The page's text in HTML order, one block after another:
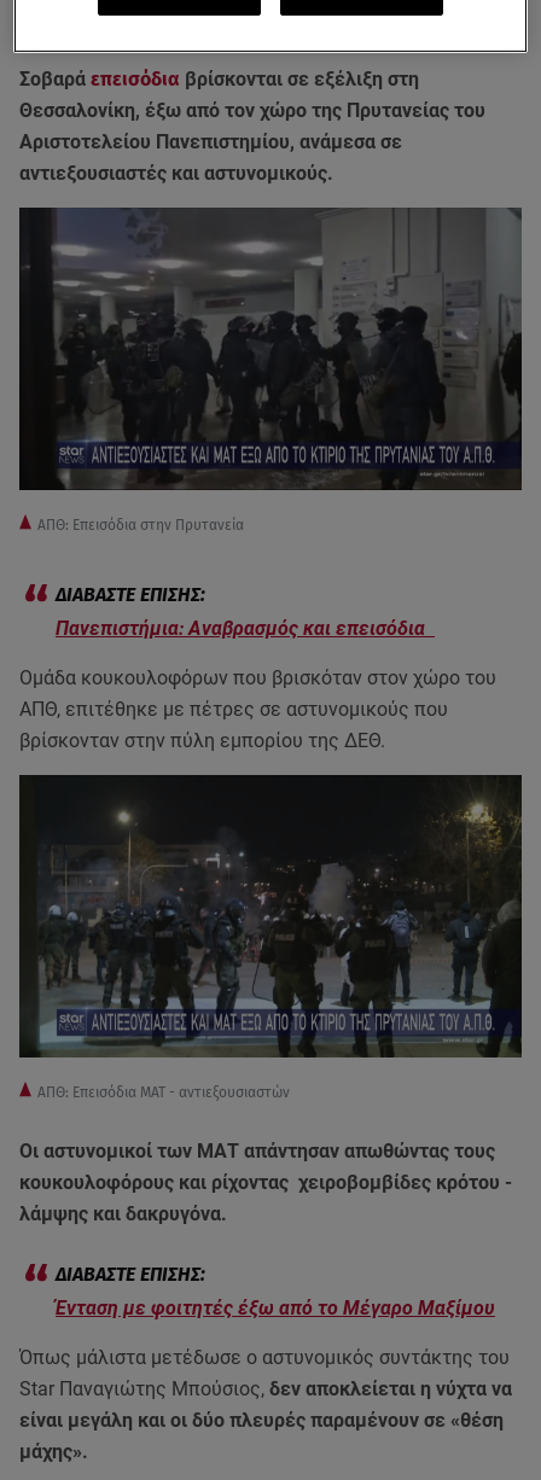
Σοβαρά επεισόδια βρίσκονται σε εξέλιξη στη
Θεσσαλονίκη, έξω από τον χώρο της Πρυτανείας του
Αριστοτελείου Πανεπιστημίου, ανάμεσα σε
αντιεξουσιαστές και αστυνομικούς.
ΑΠΘ: Επεισόδια στην Πρυτανεία
Πανεπιστήμια: Αναβρασμός και επεισόδια
Ομάδα κουκουλοφόρων που βρισκόταν στον χώρο του
ΑΠΘ, επιτέθηκε με πέτρες σε αστυνομικούς που
βρίσκονταν στην πύλη εμπορίου της ΔΕΘ.
ΑΠΘ: Επεισόδια ΜΑΤ - αντιεξουσιαστών
Οι αστυνομικοί των ΜΑΤ απάντησαν απωθώντας τους
κουκουλοφόρους και ρίχοντας χειροβομβίδες κρότου -
λάμψης και δακρυγόνα.
Ένταση με φοιτητές έξω από το Μέγαρο Μαξίμου
Όπως μάλιστα μετέδωσε ο αστυνομικός συντάκτης του
Star Παναγιώτης Μπούσιος, δεν αποκλείεται η νύχτα να
είναι μεγάλη και οι δύο πλευρές παραμένουν σε «θέση
μάχης».